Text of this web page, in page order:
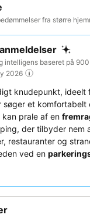
fra større
intelligens baseret på
2026
knudepunkt, ideelt
søger et komfortabelt
kan prale af en
der tilbyder nem
restauranter og
ved en
enestående
om et værelse, der